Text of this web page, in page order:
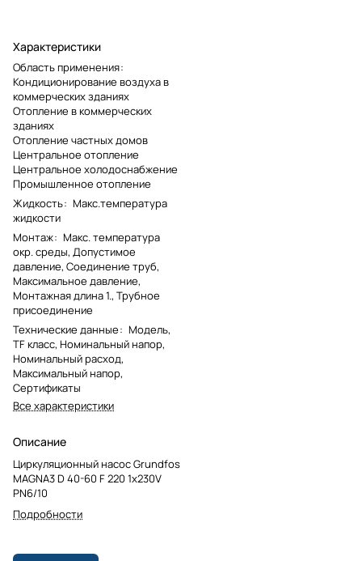
Характеристики
Область применения:
Кондиционирование воздуха в
коммерческих зданиях
Отопление в коммерческих
зданиях
Отопление частных домов
Центральное отопление
Центральное холодоснабжение
Промышленное отопление
Жидкость: Макс.температура
жидкости
Монтаж: Макс. температура
окр. среды, Допустимое
давление, Соединение труб,
Максимальное давление,
Монтажная длина 1., Трубное
присоединение
Технические данные: Модель,
TF класс, Номинальный напор,
Номинальный расход,
Максимальный напор,
Сертификаты
Все характеристики
Описание
Циркуляционный насос Grundfos
MAGNA3 D 40-60 F 220 1x230V
PN6/10
Подробности